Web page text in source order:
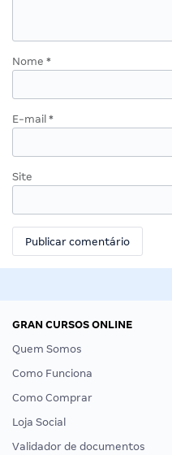
Nome *
E-mail *
Site
GRAN CURSOS ONLINE
Quem Somos
Como Funciona
Como Comprar
Loja Social
Validador de documentos